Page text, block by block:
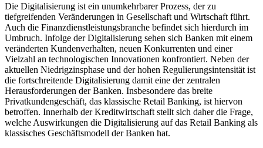
Die Digitalisierung ist ein unumkehrbarer Prozess, der zu
tiefgreifenden Veränderungen in Gesellschaft und Wirtschaft führt.
Auch die Finanzdienstleistungsbranche befindet sich hierdurch im
Umbruch. Infolge der Digitalisierung sehen sich Banken mit einem
veränderten Kundenverhalten, neuen Konkurrenten und einer
Vielzahl an technologischen Innovationen konfrontiert. Neben der
aktuellen Niedrigzinsphase und der hohen Regulierungsintensität ist
die fortschreitende Digitalisierung damit eine der zentralen
Herausforderungen der Banken. Insbesondere das breite
Privatkundengeschäft, das klassische Retail Banking, ist hiervon
betroffen. Innerhalb der Kreditwirtschaft stellt sich daher die Frage,
welche Auswirkungen die Digitalisierung auf das Retail Banking als
klassisches Geschäftsmodell der Banken hat.